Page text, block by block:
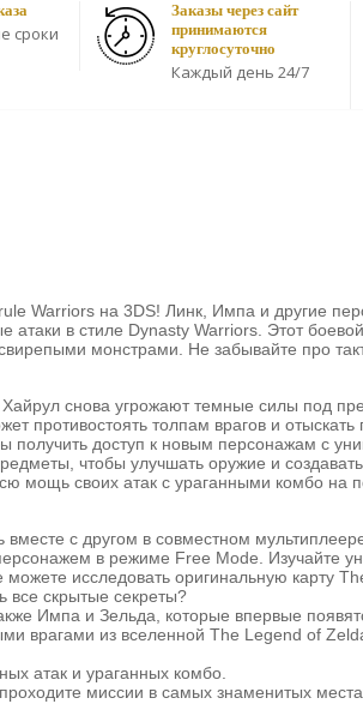
сроки
Заказы через сайт
принимаются
круглосуточно
Каждый день 24/7
Warriors на 3DS! Линк, Импа и другие
атаки в стиле Dynasty Warriors. Этот
монстрами. Не забывайте про
снова угрожают темные силы под
противостоять толпам врагов и
получить доступ к новым персонажам с
чтобы улучшать оружие и
мощь своих атак с ураганными комбо на
с другом в совместном
в режиме Free Mode. Изучайте
исследовать оригинальную карту
все скрытые секреты?
Импа и Зельда, которые впервые
врагами из вселенной The Legend of
атак и ураганных комбо.
миссии в самых знаменитых